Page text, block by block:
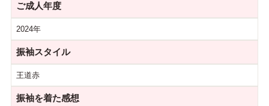
ご成人年度
2024年
振袖スタイル
王道赤
振袖を着た感想